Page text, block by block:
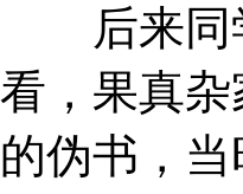
后来同学
看，果真
的伪书，